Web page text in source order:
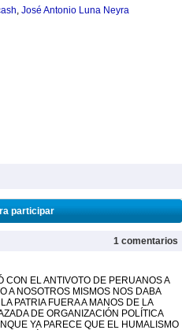
, José Antonio Luna Neyra
participar
1 comentarios
EL ANTIVOTO DE PERUANOS A
A NOSOTROS MISMOS NOS DABA
PATRIA FUERA A MANOS DE LA
DE ORGANIZACIÓN POLÍTICA
YA PARECE QUE EL HUMALISMO